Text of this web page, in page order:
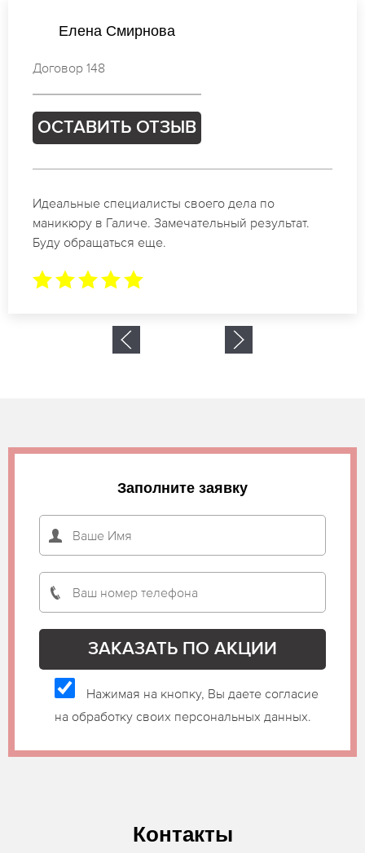
Елена Михайлова
Договор 415
ОСТАВИТЬ ОТЗЫВ
Спасибо огромное. Заказывала маникюр на день
рождение в Галиче. За 1.5 часа все было готово.
Заполните заявку
Нажимая на кнопку, Вы даете согласие
на обработку своих персональных данных.
Контакты